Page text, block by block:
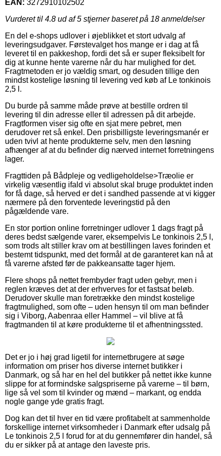
EAN: 3272910102502
Vurderet til 4.8 ud af 5 stjerner baseret på 18 anmeldelser
En del e-shops udlover i øjeblikket et stort udvalg af
leveringsudgaver. Førstevalget hos mange er i dag at få
leveret til en pakkeshop, fordi det så er super fleksibelt for
dig at kunne hente varerne når du har mulighed for det.
Fragtmetoden er jo vældig smart, og desuden tillige den
mindst kostelige løsning til levering ved køb af Le tonkinois
2,5 l.
Du burde på samme måde prøve at bestille ordren til
levering til din adresse eller til adressen på dit arbejde.
Fragtformen viser sig ofte en sjat mere pebret, men
derudover ret så enkel. Den prisbilligste leveringsmanér er
uden tvivl at hente produkterne selv, men den løsning
afhænger af at du befinder dig nærved internet forretningens
lager.
Fragttiden på Bådpleje og vedligeholdelse>Træolie er
virkelig væsentlig ifald vi absolut skal bruge produktet inden
for få dage, så herved er det i sandhed passende at vi kigger
nærmere på den forventede leveringstid på den
pågældende vare.
En stor portion online forretninger udlover 1 dags fragt på
deres bedst sælgende varer, eksempelvis Le tonkinois 2,5 l,
som trods alt stiller krav om at bestillingen laves forinden et
bestemt tidspunkt, med det formål at de garanteret kan nå at
få varerne afsted før de pakkeansatte tager hjem.
Flere shops på nettet frembyder fragt uden gebyr, men i
reglen kræves det at der erhverves for et fastsat beløb.
Derudover skulle man foretrække den mindst kostelige
fragtmulighed, som ofte – uden hensyn til om man befinder
sig i Viborg, Aabenraa eller Hammel – vil blive at få
fragtmanden til at køre produkterne til et afhentningssted.
Det er jo i høj grad ligetil for internetbrugere at søge
information om priser hos diverse internet butikker i
Danmark, og så har en hel del butikker på nettet ikke kunne
slippe for at formindske salgspriserne på varerne – til børn,
lige så vel som til kvinder og mænd – markant, og endda
nogle gange yde gratis fragt.
Dog kan det til hver en tid være profitabelt at sammenholde
forskellige internet virksomheder i Danmark efter udsalg på
Le tonkinois 2,5 l forud for at du gennemfører din handel, så
du er sikker på at antage den laveste pris.